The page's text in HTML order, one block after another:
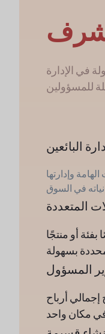
البائعين
وإدارتها
المتعددة
بفئة أو منتجًا
المسؤول
إجمالي أرباح